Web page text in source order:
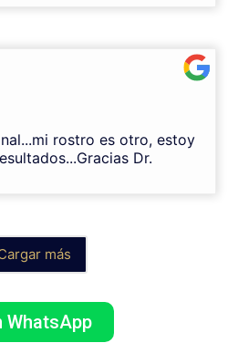
rostro es otro, estoy
Dr.
más
WhatsApp